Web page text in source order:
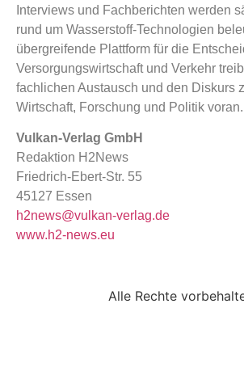
Interviews und Fachberichten werden
rund um Wasserstoff-Technologien
übergreifende Plattform für die
Versorgungswirtschaft und Verkehr
fachlichen Austausch und den Diskurs
Wirtschaft, Forschung und Politik voran.
Vulkan-Verlag GmbH
Redaktion H2News
Friedrich-Ebert-Str. 55
45127 Essen
h2news@vulkan-verlag.de
www.h2-news.eu
Alle Rechte